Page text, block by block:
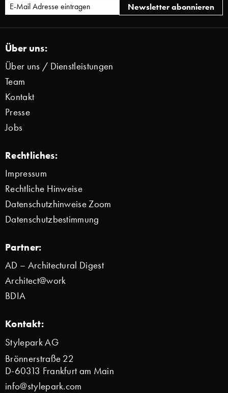
Über uns:
Über uns / Dienstleistungen
Team
Kontakt
Presse
Jobs
Rechtliches:
Impressum
Rechtliche Hinweise
Datenschutzhinweise Zoom
Datenschutzbestimmung
Partner:
AD – Architectural Digest
Architect@work
BDIA
Kontakt:
Stylepark AG
Brönnerstraße 22
D-60313 Frankfurt am Main
info@stylepark.com